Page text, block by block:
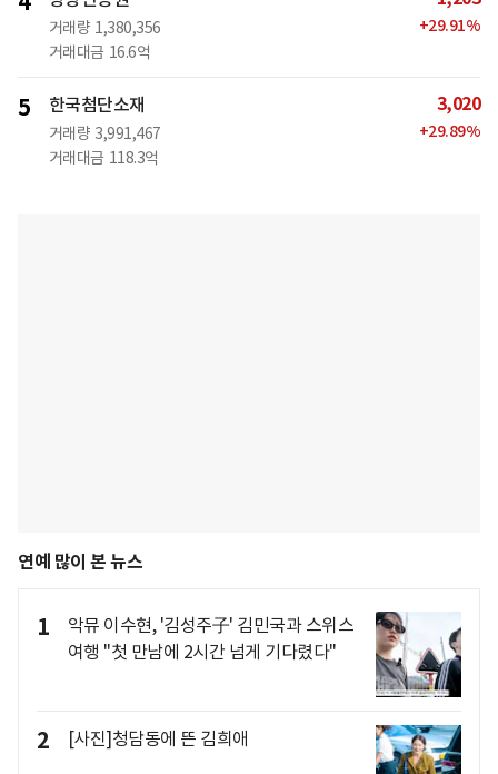
거래량 1,380,356
거래대금 16.6억
+29.91%
5 한국첨단소재
거래량 3,991,467
거래대금 118.3억
3,020
+29.89%
연예 많이 본 뉴스
1
악뮤 이수현, '김성주子' 김민국과 스위스
여행 "첫 만남에 2시간 넘게 기다렸다"
2 [사진]청담동에 뜬 김희애